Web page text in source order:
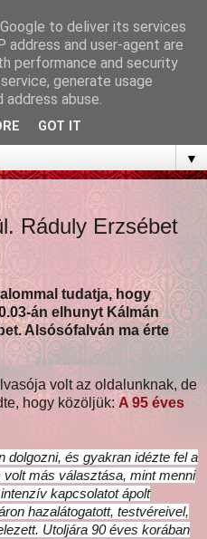
▼
Ráduly Erzsébet
tudatja, hogy
án elhunyt Kálmán
Alsósófalván ma érte
volt az oldalunknak, de
hogy közöljük:A 95 éves
dolgozni, és gyakran idézte fel a
más választása, mint menni
kapcsolatot ápolt
hazalátogatott, testvéreivel,
Utoljára 90 éves korában
to deliver its services
address and user-agent are
performance and security
generate usage
abuse.
GOT IT